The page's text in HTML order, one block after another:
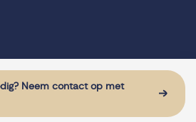
Neem contact op met
door: Sturdy Digital